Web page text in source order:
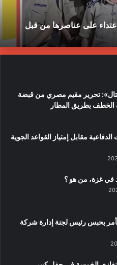
على عناصرها من قبل
144 قتال»: تحرير مقيم مصري من قبضة
بطريق المطار
مقابل إمتياز القواعد الجوية
في غزة، من هو ؟
تأمر بحبس رئيس لجنة إدارة شركة